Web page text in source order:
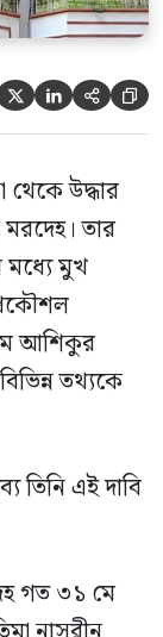
   
উদ্ধার
তার
মুখ
আশিকুর
তথ্যকে
তিনি এই দাবি
গত ৩১ মে